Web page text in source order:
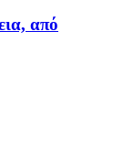
από